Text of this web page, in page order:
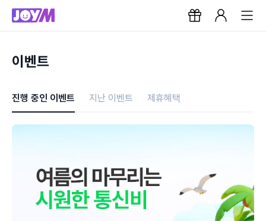
이벤트
진행 중인 이벤트 지난 이벤트 제휴혜택